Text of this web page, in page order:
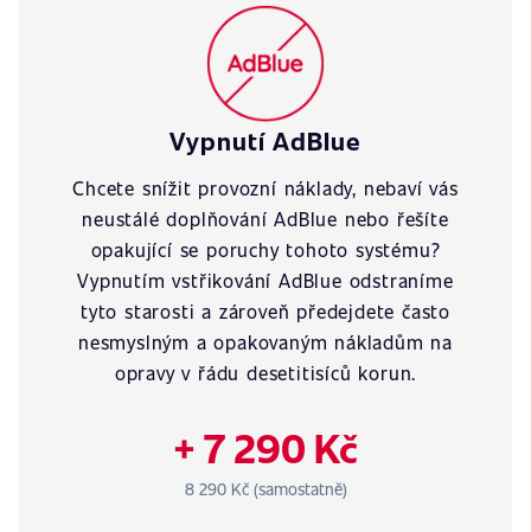
Vypnutí AdBlue
Chcete snížit provozní náklady, nebaví vás
neustálé doplňování AdBlue nebo řešíte
opakující se poruchy tohoto systému?
Vypnutím vstřikování AdBlue odstraníme
tyto starosti a zároveň předejdete často
nesmyslným a opakovaným nákladům na
opravy v řádu desetitisíců korun.
+ 7 290 Kč
8 290 Kč (samostatně)